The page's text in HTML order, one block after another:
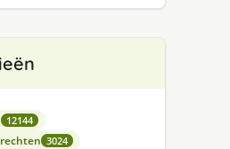
12144
3024